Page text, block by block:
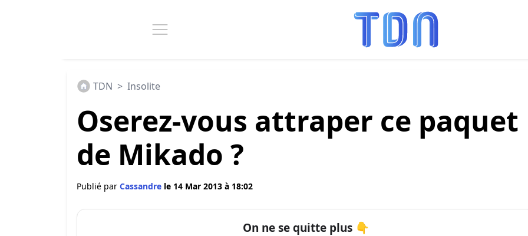
TDN > Insolite
Oserez-vous attraper ce paquet
de Mikado ?
Publié par Cassandre le 14 Mar 2013 à 18:02
On ne se quitte plus 👇